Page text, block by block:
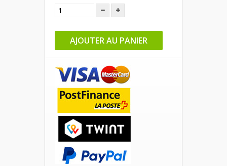
AJOUTER AU PANIER